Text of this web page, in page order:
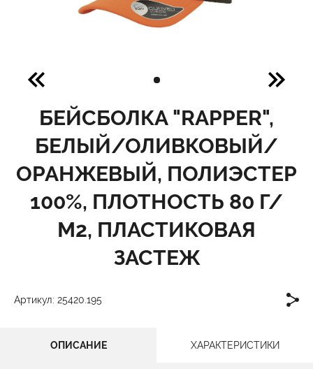
БЕЙСБОЛКА "RAPPER",
БЕЛЫЙ/ОЛИВКОВЫЙ/
ОРАНЖЕВЫЙ, ПОЛИЭСТЕР
100%, ПЛОТНОСТЬ 80 Г/
М2, ПЛАСТИКОВАЯ
ЗАСТЕЖ
Артикул: 25420.195
ОПИСАНИЕ ХАРАКТЕРИСТИКИ